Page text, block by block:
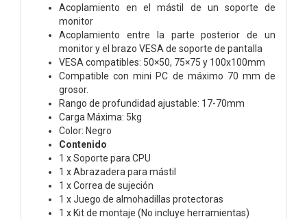
Acoplamiento en el mástil de un soporte de
monitor
Acoplamiento entre la parte posterior de un
monitor y el brazo VESA de soporte de pantalla
VESA compatibles: 50×50, 75×75 y 100x100mm
Compatible con mini PC de máximo 70 mm de
grosor.
Rango de profundidad ajustable: 17-70mm
Carga Máxima: 5kg
Color: Negro
Contenido
1 x Soporte para CPU
1 x Abrazadera para mástil
1 x Correa de sujeción
1 x Juego de almohadillas protectoras
1 x Kit de montaje (No incluye herramientas)